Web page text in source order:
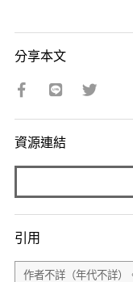
分享本文
資源連結
引用